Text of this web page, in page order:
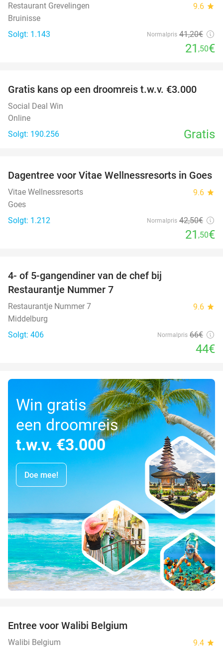
Restaurant Grevelingen 9.6 star
Bruinisse
Solgt: 1.143
Normalpris 41,20€
21 ,50€
Gratis kans op een droomreis t.w.v. €3.000
Social Deal Win
Online
Solgt: 190.256
Gratis
49%
Dagentree voor Vitae Wellnessresorts in Goes
Vitae Wellnessresorts 9.6 star
Goes
Solgt: 1.212
Normalpris 42,50€
21 ,50€
4- of 5-gangendiner van de chef bij
Restaurantje Nummer 7
Restaurantje Nummer 7 9.6 star
Middelburg
Solgt: 406
Normalpris 66€
44€
Win gratis
een droomreis
t.w.v. €3.000
Doe mee!
Entree voor Walibi Belgium
Walibi Belgium 9.4 star